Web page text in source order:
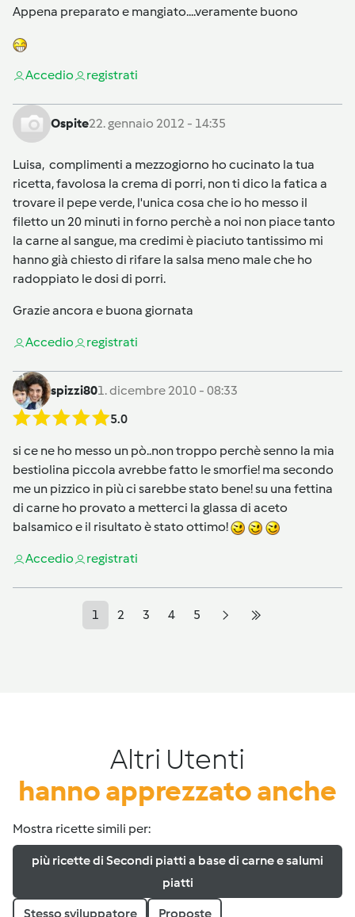
Appena preparato e mangiato....veramente buono
Accedio registrati
Ospite22. gennaio 2012 - 14:35
Luisa, complimenti a mezzogiorno ho cucinato la tua
ricetta, favolosa la crema di porri, non ti dico la fatica a
trovare il pepe verde, l'unica cosa che io ho messo il
filetto un 20 minuti in forno perchè a noi non piace tanto
la carne al sangue, ma credimi è piaciuto tantissimo mi
hanno già chiesto di rifare la salsa meno male che ho
radoppiato le dosi di porri.
Grazie ancora e buona giornata
Accedio registrati
spizzi801. dicembre 2010 - 08:33
5.0
si ce ne ho messo un pò..non troppo perchè senno la mia
bestiolina piccola avrebbe fatto le smorfie! ma secondo
me un pizzico in più ci sarebbe stato bene! su una fettina
di carne ho provato a metterci la glassa di aceto
balsamico e il risultato è stato ottimo!
Accedio registrati
1 2 3 4 5
Altri Utenti
hanno apprezzato anche
Mostra ricette simili per:
più ricette di Secondi piatti a base di carne e salumi
piatti
Stesso sviluppatore Proposte